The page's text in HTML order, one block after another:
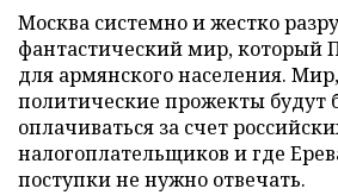
Москва системно и жестко
фантастический мир, который
для армянского населения.
политические прожекты будут
оплачиваться за счет
налогоплательщиков и где
поступки не нужно отвечать.